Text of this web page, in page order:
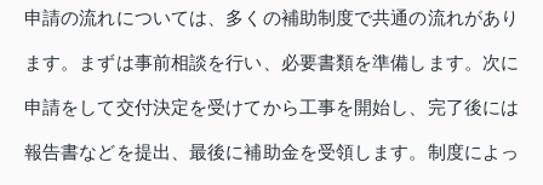
申請の流れについては、多くの補助制度で共通の流れがあり
ます。まずは事前相談を行い、必要書類を準備します。次に
申請をして交付決定を受けてから工事を開始し、完了後には
報告書などを提出、最後に補助金を受領します。制度によっ